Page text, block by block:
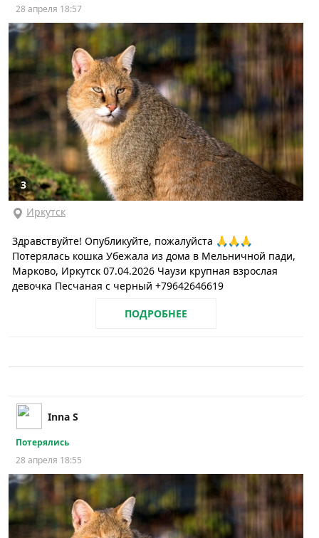
28 апреля 18:57
3
Иркутск
Здравствуйте! Опубликуйте, пожалуйста 🙏🙏🙏
Потерялась кошка Убежала из дома в Мельничной пади,
Марково, Иркутск 07.04.2026 Чаузи крупная взрослая
девочка Песчаная с черный +79642646619
ПОДРОБНЕЕ
Inna S
Потерялись
28 апреля 18:55